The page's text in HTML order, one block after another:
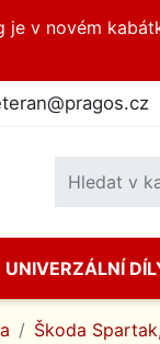
je v novém
UNIVERZÁLNÍ
Škoda